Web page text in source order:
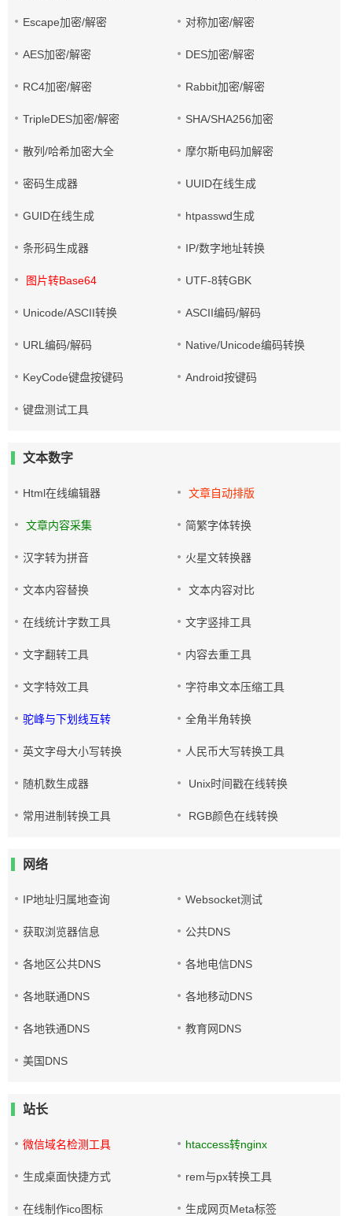
Escape加密/解密 对称加密/解密
AES加密/解密 DES加密/解密
RC4加密/解密 Rabbit加密/解密
TripleDES加密/解密 SHA/SHA256加密
散列/哈希加密大全 摩尔斯电码加解密
密码生成器 UUID在线生成
GUID在线生成 htpasswd生成
条形码生成器 IP/数字地址转换
图片转Base64 UTF-8转GBK
Unicode/ASCII转换 ASCII编码/解码
URL编码/解码 Native/Unicode编码转换
KeyCode键盘按键码 Android按键码
键盘测试工具
文本数字
Html在线编辑器 文章自动排版
文章内容采集 简繁字体转换
汉字转为拼音 火星文转换器
文本内容替换 文本内容对比
在线统计字数工具 文字竖排工具
文字翻转工具 内容去重工具
文字特效工具 字符串文本压缩工具
驼峰与下划线互转 全角半角转换
英文字母大小写转换 人民币大写转换工具
随机数生成器 Unix时间戳在线转换
常用进制转换工具 RGB颜色在线转换
网络
IP地址归属地查询 Websocket测试
获取浏览器信息 公共DNS
各地区公共DNS 各地电信DNS
各地联通DNS 各地移动DNS
各地铁通DNS 教育网DNS
美国DNS
站长
微信域名检测工具 htaccess转nginx
生成桌面快捷方式 rem与px转换工具
在线制作ico图标 生成网页Meta标签